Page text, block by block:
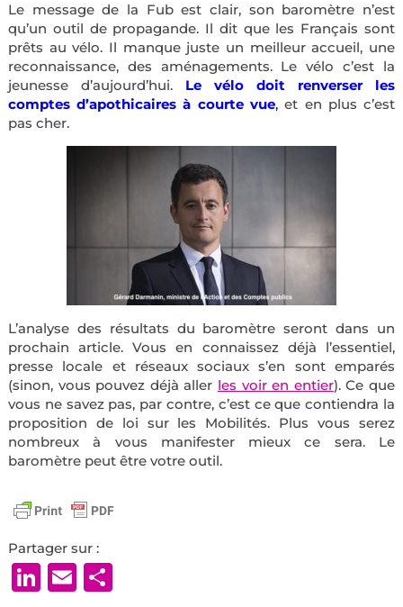
Le message de la Fub est clair, son baromètre n’est
qu’un outil de propagande. Il dit que les Français sont
prêts au vélo. Il manque juste un meilleur accueil, une
reconnaissance, des aménagements. Le vélo c’est la
jeunesse d’aujourd’hui. Le vélo doit renverser les
comptes d’apothicaires à courte vue, et en plus c’est
pas cher.
L’analyse des résultats du baromètre seront dans un
prochain article. Vous en connaissez déjà l’essentiel,
presse locale et réseaux sociaux s’en sont emparés
(sinon, vous pouvez déjà aller les voir en entier). Ce que
vous ne savez pas, par contre, c’est ce que contiendra la
proposition de loi sur les Mobilités. Plus vous serez
nombreux à vous manifester mieux ce sera. Le
baromètre peut être votre outil.
Partager sur :
LinkedIn
EmailPartager